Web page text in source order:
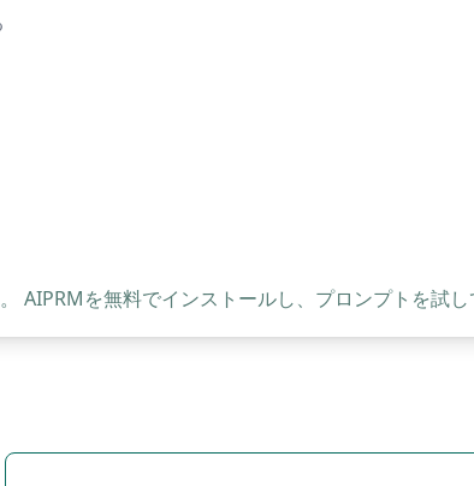
AIPRMを無料でインストールし、プロンプトを試し